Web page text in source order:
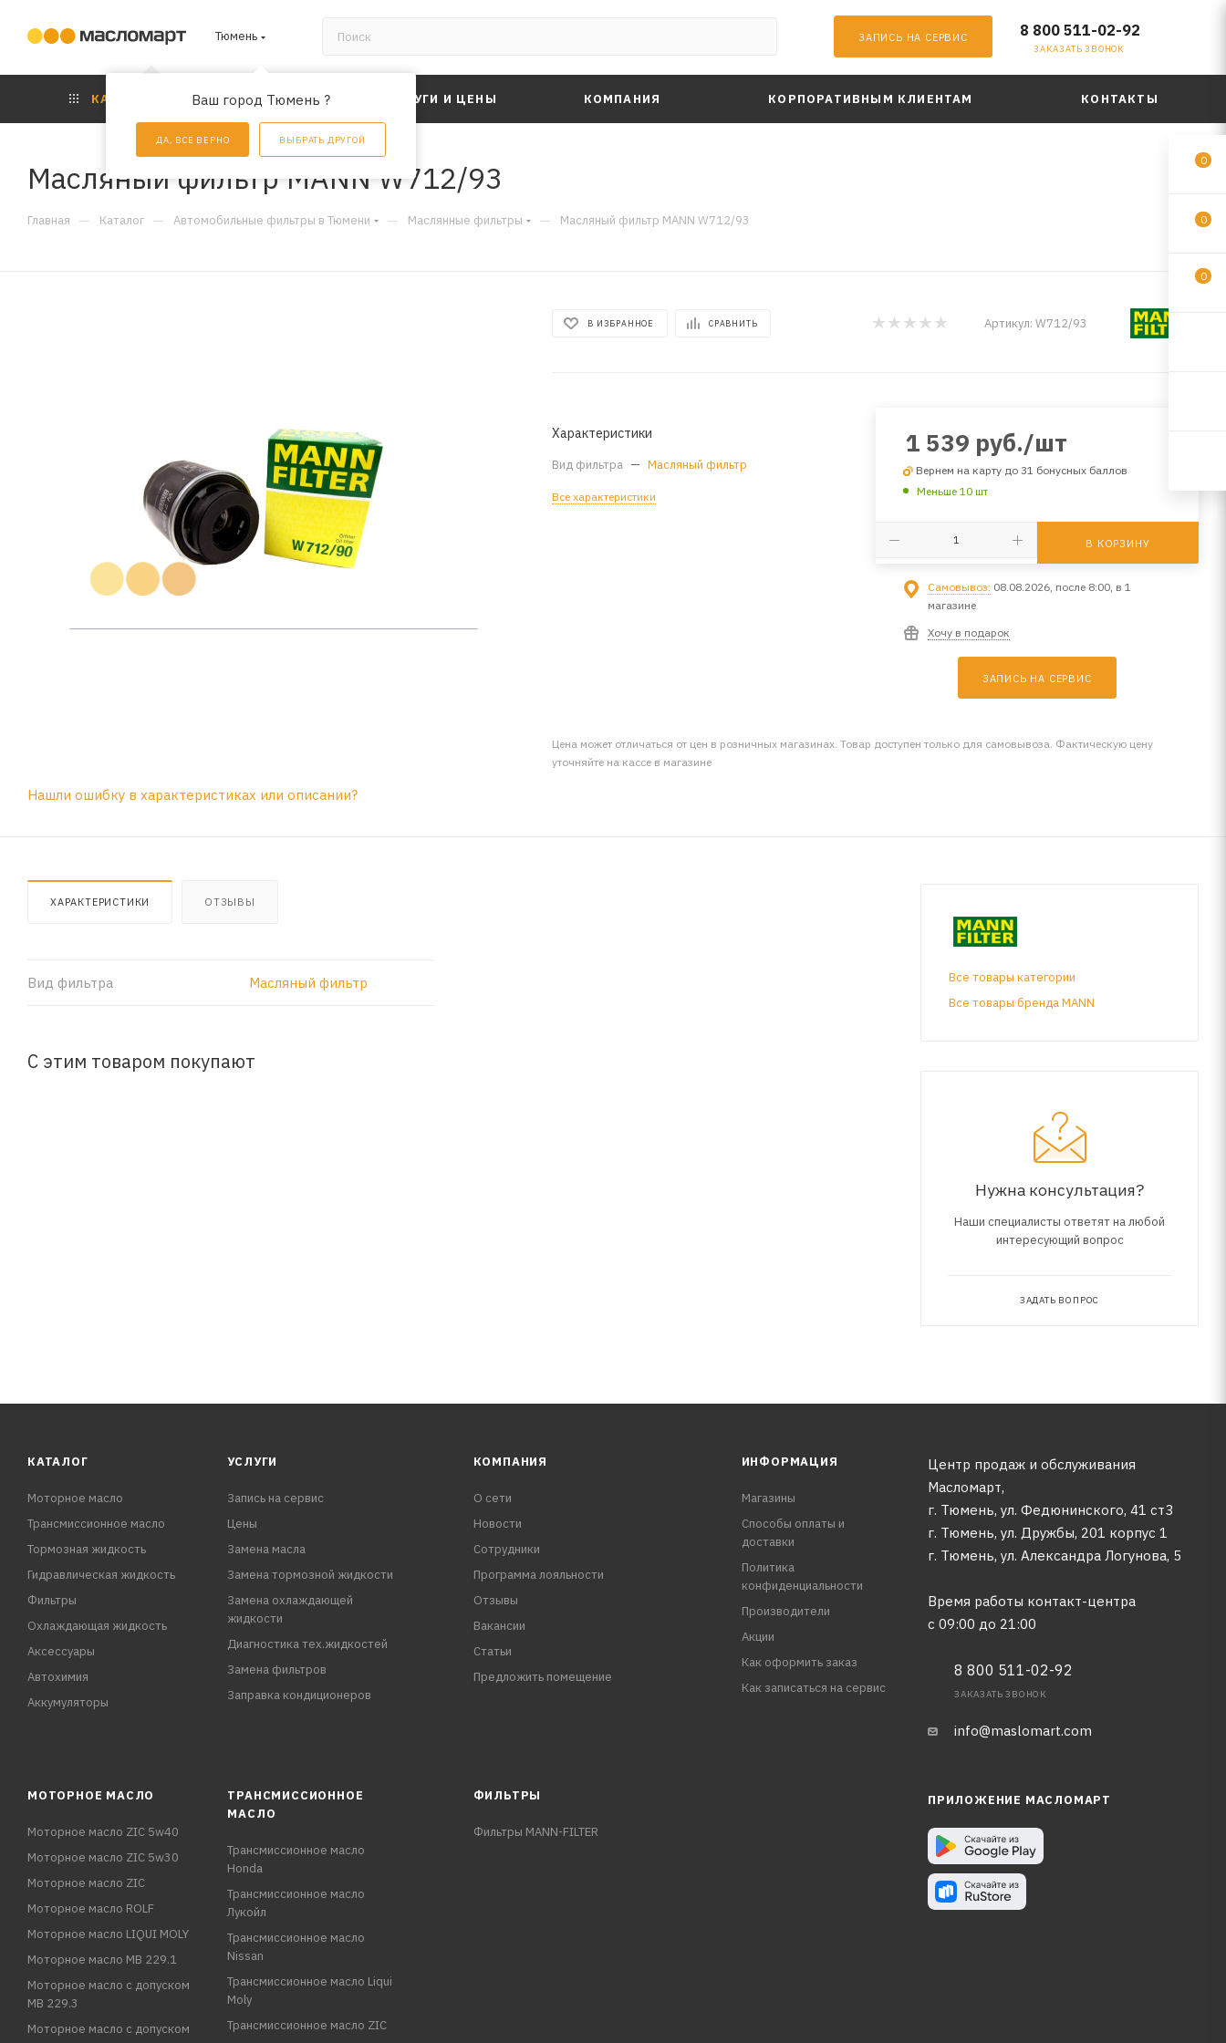
Тюмень
Ваш город Тюмень ?
ДА, ВСЕ ВЕРНО ВЫБРАТЬ ДРУГОЙ
ЗАПИСЬ НА СЕРВИС 8 800 511-02-92
ЗАКАЗАТЬ ЗВОНОК
КАТАЛОГ АКЦИИ УСЛУГИ И ЦЕНЫ КОМПАНИЯ КОРПОРАТИВНЫМ КЛИЕНТАМ КОНТАКТЫ
Масляный фильтр MANN W712/93
Главная — Каталог — Автомобильные фильтры в Тюмени — Маслянные фильтры — Масляный фильтр MANN W712/93
В ИЗБРАННОЕ СРАВНИТЬ Артикул: W712/93
Характеристики
Вид фильтра — Масляный фильтр
Все характеристики
1 539 руб./шт
Вернем на карту до 31 бонусных баллов
Меньше 10 шт
В КОРЗИНУ
Самовывоз: 08.08.2026, после 8:00, в 1
магазине
Хочу в подарок
ЗАПИСЬ НА СЕРВИС
Цена может отличаться от цен в розничных магазинах. Товар доступен только для самовывоза. Фактическую цену
уточняйте на кассе в магазине
Нашли ошибку в характеристиках или описании?
ХАРАКТЕРИСТИКИ ОТЗЫВЫ
Вид фильтра Масляный фильтр
С этим товаром покупают
Все товары категории
Все товары бренда MANN
Нужна консультация?
Наши специалисты ответят на любой
интересующий вопрос
ЗАДАТЬ ВОПРОС
КАТАЛОГ
Моторное масло
Трансмиссионное масло
Тормозная жидкость
Гидравлическая жидкость
Фильтры
Охлаждающая жидкость
Аксессуары
Автохимия
Аккумуляторы
УСЛУГИ
Запись на сервис
Цены
Замена масла
Замена тормозной жидкости
Замена охлаждающей
жидкости
Диагностика тех.жидкостей
Замена фильтров
Заправка кондиционеров
КОМПАНИЯ
О сети
Новости
Сотрудники
Программа лояльности
Отзывы
Вакансии
Статьи
Предложить помещение
ИНФОРМАЦИЯ
Магазины
Способы оплаты и
доставки
Политика
конфиденциальности
Производители
Акции
Как оформить заказ
Как записаться на сервис
Центр продаж и обслуживания
Масломарт,
г. Тюмень, ул. Федюнинского, 41 ст3
г. Тюмень, ул. Дружбы, 201 корпус 1
г. Тюмень, ул. Александра Логунова, 5
Время работы контакт-центра
с 09:00 до 21:00
8 800 511-02-92
ЗАКАЗАТЬ ЗВОНОК
info@maslomart.com
МОТОРНОЕ МАСЛО
Моторное масло ZIC 5w40
Моторное масло ZIC 5w30
Моторное масло ZIC
Моторное масло ROLF
Моторное масло LIQUI MOLY
Моторное масло MB 229.1
Моторное масло с допуском
MB 229.3
Моторное масло с допуском
ТРАНСМИССИОННОЕ
МАСЛО
Трансмиссионное масло
Honda
Трансмиссионное масло
Лукойл
Трансмиссионное масло
Nissan
Трансмиссионное масло Liqui
Moly
Трансмиссионное масло ZIC
ФИЛЬТРЫ
Фильтры MANN-FILTER
ПРИЛОЖЕНИЕ МАСЛОМАРТ
0
0
0